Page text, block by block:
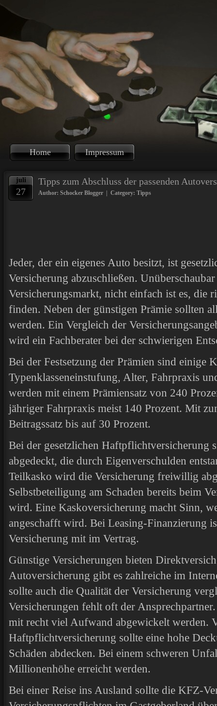
Home Impressum
juli
27
Tipps zum Abschluss der passenden
Author: Schocker Blogger | Category: Tipps
Jeder, der ein eigenes Auto besitzt, ist
Versicherung abzuschließen.
Versicherungsmarkt, nicht einfach ist es, die
finden. Neben der günstigen Prämie sollten
werden. Ein Vergleich der
wird ein Fachberater bei der schwierigen
Bei der Festsetzung der Prämien sind einige
Typenklasseneinstufung, Alter, Fahrpraxis
werden mit einem Prämiensatz von 240
jähriger Fahrpraxis meist 140 Prozent. Mit
Beitragssatz bis auf 30 Prozent.
Bei der gesetzlichen Haftpflichtversicherung
abgedeckt, die durch Eigenverschulden
Teilkasko wird die Versicherung freiwillig
Selbstbeteiligung am Schaden bereits beim
wird. Eine Kaskoversicherung macht Sinn,
angeschafft wird. Bei Leasing-Finanzierung
Versicherung mit im Vertrag.
Günstige Versicherungen bieten
Autoversicherung gibt es zahlreiche im
sollte auch die Qualität der Versicherung
Versicherungen fehlt oft der
mit recht viel Aufwand abgewickelt werden.
Haftpflichtversicherung sollte eine hohe
Schäden abdecken. Bei einem schweren
Millionenhöhe erreicht werden.
Bei einer Reise ins Ausland sollte die KFZ-